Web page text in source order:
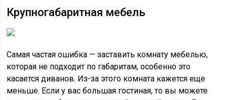
Крупногабаритная мебель
Самая частая ошибка — заставить комнату мебелью,
которая не подходит по габаритам, особенно это
касается диванов. Из-за этого комната кажется еще
меньше. Если у вас большая гостиная, то вы можете